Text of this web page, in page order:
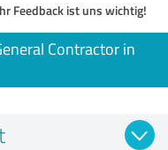
Feedback ist uns wichtig!
Contractor in